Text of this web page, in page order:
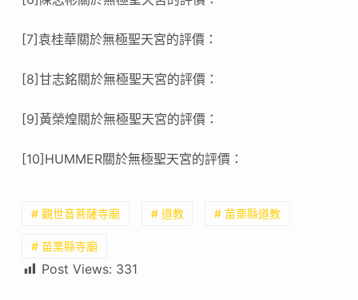
[7]袁桂華關於無極聖天宮的評價：
[8]甘志銘關於無極聖天宮的評價：
[9]黃榮煌關於無極聖天宮的評價：
[10]HUMMER關於無極聖天宮的評價：
# 觀世音菩薩寺廟 # 道教 # 苗栗縣道教
# 苗栗縣寺廟
Post Views: 331